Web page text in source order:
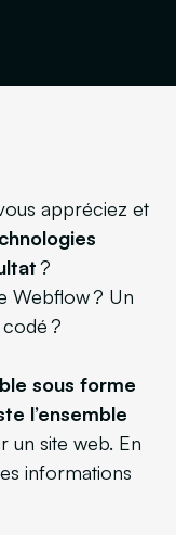
appréciez et
?
Webflow ? Un
?
sous forme
l’ensemble
un site web. En
informations